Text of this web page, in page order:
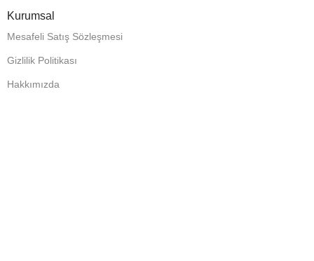
Kurumsal
Mesafeli Satış Sözleşmesi
Gizlilik Politikası
Hakkımızda